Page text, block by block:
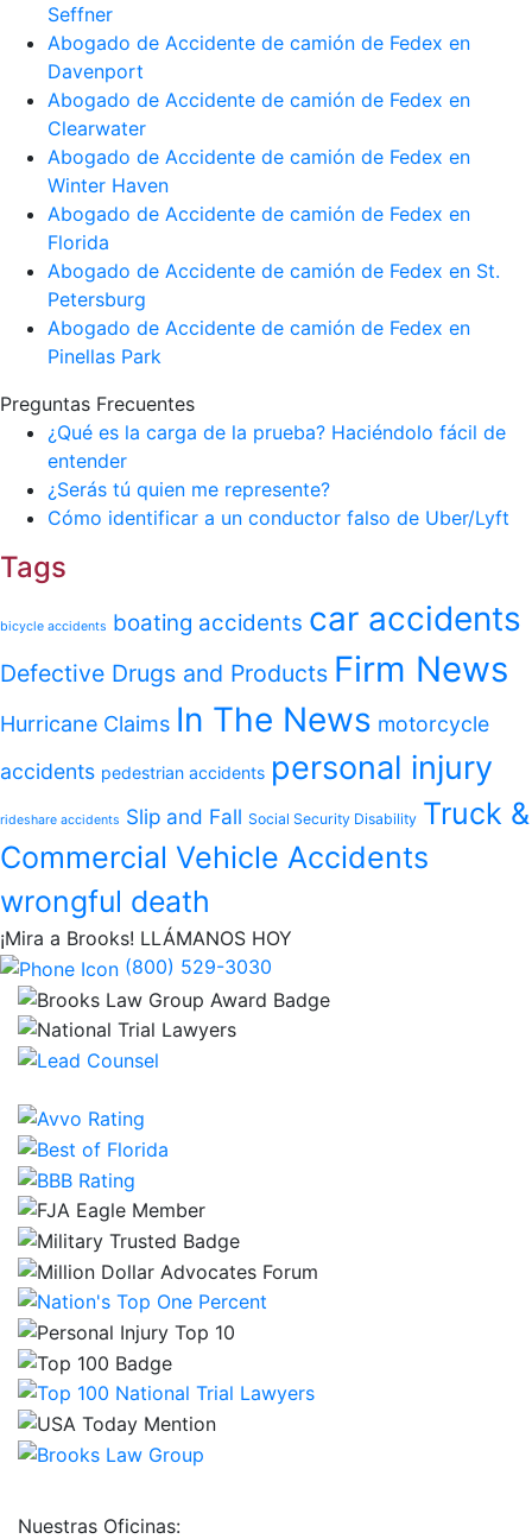
Seffner
Abogado de Accidente de camión de Fedex en
Davenport
Abogado de Accidente de camión de Fedex en
Clearwater
Abogado de Accidente de camión de Fedex en
Winter Haven
Abogado de Accidente de camión de Fedex en
Florida
Abogado de Accidente de camión de Fedex en St.
Petersburg
Abogado de Accidente de camión de Fedex en
Pinellas Park
Preguntas Frecuentes
¿Qué es la carga de la prueba? Haciéndolo fácil de
entender
¿Serás tú quien me represente?
Cómo identificar a un conductor falso de Uber/Lyft
Tags
bicycle accidents boating accidents car accidents
Defective Drugs and Products Firm News
Hurricane Claims In The News motorcycle
accidents pedestrian accidents personal injury
rideshare accidents Slip and Fall Social Security Disability Truck &
Commercial Vehicle Accidents
wrongful death
¡Mira a Brooks! LLÁMANOS HOY
(800) 529-3030
Nuestras Oficinas: